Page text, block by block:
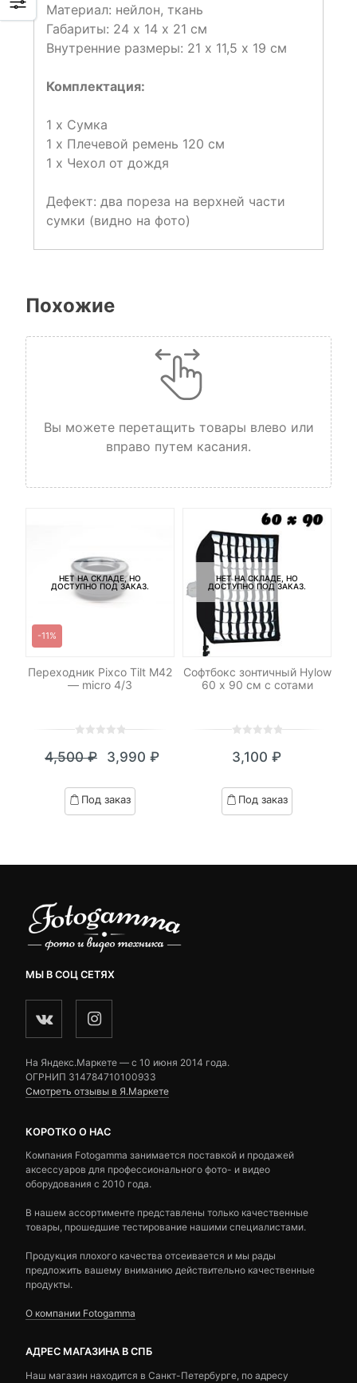
Материал: нейлон, ткань
Габариты: 24 х 14 х 21 см
Внутренние размеры: 21 х 11,5 х 19 см
Комплектация:
1 x Сумка
1 x Плечевой ремень 120 см
1 x Чехол от дождя
Дефект: два пореза на верхней части
сумки (видно на фото)
Похожие
Вы можете перетащить товары влево или
вправо путем касания.
НЕТ НА СКЛАДЕ, НО
ДОСТУПНО ПОД ЗАКАЗ.
-11%
Переходник Pixco Tilt M42
— micro 4/3
out
based
on
4,500₽
Первоначальная
цена
составляла
3,990 ₽
Текущая
цена:
3,990 ₽.
Под заказ
НЕТ НА СКЛАДЕ, НО
ДОСТУПНО ПОД ЗАКАЗ.
Софтбокс зонтичный Hylow
60 х 90 см с сотами
out
based
on
3,100 ₽
Под заказ
МЫ В СОЦ СЕТЯХ
На Яндекс.Маркете — c 10 июня 2014 года.
ОГРНИП 314784710100933
Смотреть отзывы в Я.Маркете
КОРОТКО О НАС
Компания Fotogamma занимается поставкой и продажей
аксессуаров для профессионального фото- и видео
оборудования с 2010 года.
В нашем ассортименте представлены только качественные
товары, прошедшие тестирование нашими специалистами.
Продукция плохого качества отсеивается и мы рады
предложить вашему вниманию действительно качественные
продукты.
О компании Fotogamma
АДРЕС МАГАЗИНА В СПБ
Наш магазин находится в Санкт-Петербурге, по адресу